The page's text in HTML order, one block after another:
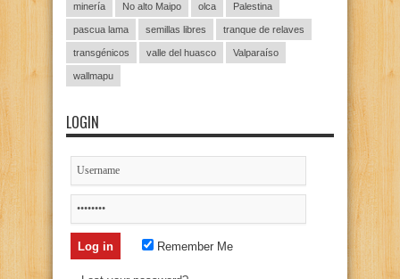
minería No alto Maipo olca Palestina
pascua lama semillas libres tranque de relaves
transgénicos valle del huasco Valparaíso
wallmapu
LOGIN
Remember Me